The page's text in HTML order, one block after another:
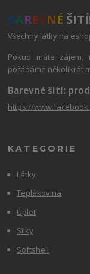
BAREVNÉ
Všechny látky na
Pokud máte
pořádáme několikrát
Barevné šití:
https://
KATEGORIE
Látky
Teplákovina
Úplet
Silky
Softshell